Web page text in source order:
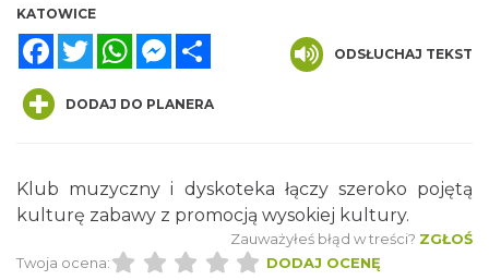
KATOWICE
FacebookTwitterWhatsAppMessenger
ODSŁUCHAJ TEKST
DODAJ DO PLANERA
Klub muzyczny i dyskoteka łączy szeroko pojętą
kulturę zabawy z promocją wysokiej kultury.
Zauważyłeś błąd w treści? ZGŁOŚ
Twoja ocena:
DODAJ OCENĘ